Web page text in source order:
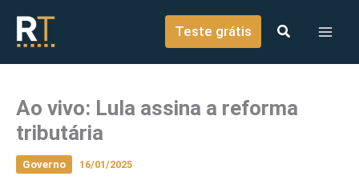
conteúdo
Teste grátis
Ao vivo: Lula assina a reforma
tributária
Governo 16/01/2025